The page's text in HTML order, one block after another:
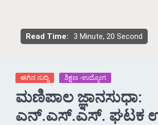
Read Time: 3 Minute, 20 Second
ಈಗಿನ ಸುದ್ದಿ ಶಿಕ್ಷಣ -ಉದ್ಯೋಗ
ಮಣಿಪಾಲ ಜ್ಞಾನಸುಧಾ:
ಎನ್.ಎಸ್.ಎಸ್. ಘಟಕ